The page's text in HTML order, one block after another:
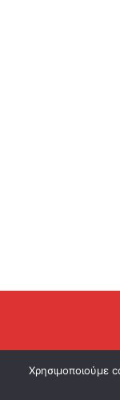
Χρησιμοποιούμε